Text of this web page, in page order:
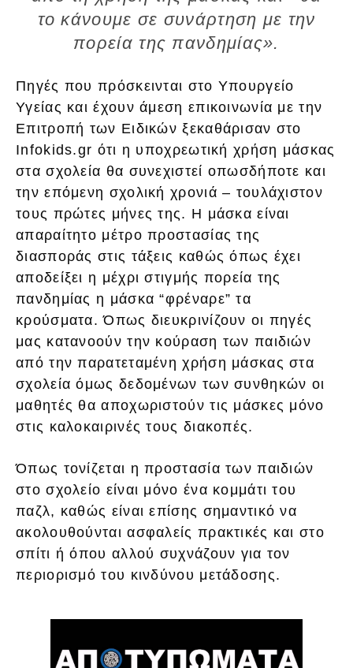
το κάνουμε σε συνάρτηση με την
πορεία της πανδημίας».
Πηγές που πρόσκεινται στο Υπουργείο
Υγείας και έχουν άμεση επικοινωνία με την
Επιτροπή των Ειδικών ξεκαθάρισαν στο
Infokids.gr ότι η υποχρεωτική χρήση μάσκας
στα σχολεία θα συνεχιστεί οπωσδήποτε και
την επόμενη σχολική χρονιά – τουλάχιστον
τους πρώτες μήνες της. Η μάσκα είναι
απαραίτητο μέτρο προστασίας της
διασποράς στις τάξεις καθώς όπως έχει
αποδείξει η μέχρι στιγμής πορεία της
πανδημίας η μάσκα “φρέναρε” τα
κρούσματα. Όπως διευκρινίζουν οι πηγές
μας κατανοούν την κούραση των παιδιών
από την παρατεταμένη χρήση μάσκας στα
σχολεία όμως δεδομένων των συνθηκών οι
μαθητές θα αποχωριστούν τις μάσκες μόνο
στις καλοκαιρινές τους διακοπές.
Όπως τονίζεται η προστασία των παιδιών
στο σχολείο είναι μόνο ένα κομμάτι του
παζλ, καθώς είναι επίσης σημαντικό να
ακολουθούνται ασφαλείς πρακτικές και στο
σπίτι ή όπου αλλού συχνάζουν για τον
περιορισμό του κινδύνου μετάδοσης.